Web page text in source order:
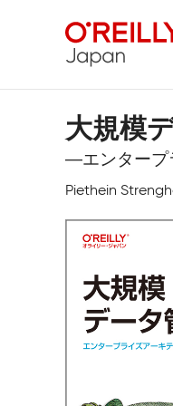
大規模
―エンタープ
Piethein